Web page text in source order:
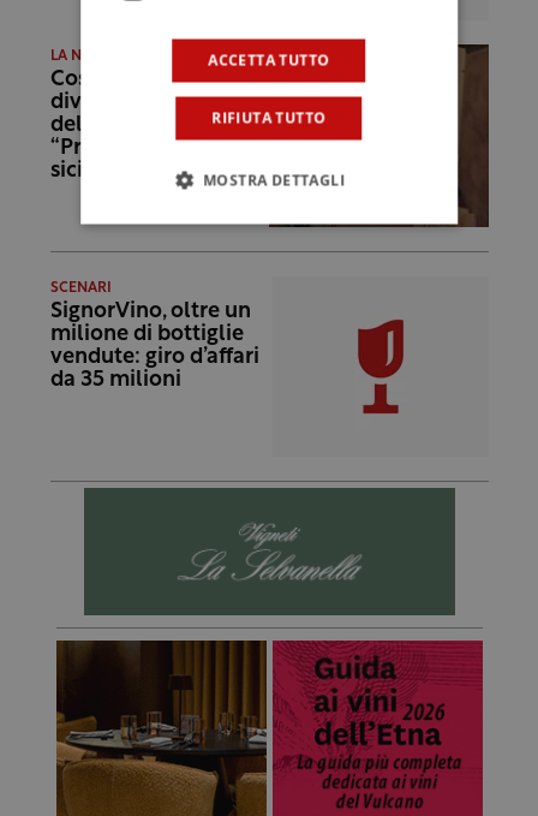
LA NOVITÀ
Così un palmento è
diventato l’Enoteca
dell’Etna:
“Promuoviamo i vini
siciliani”
SCENARI
SignorVino, oltre un
milione di bottiglie
vendute: giro d’affari
da 35 milioni
ACCETTA TUTTO
RIFIUTA TUTTO
MOSTRA DETTAGLI